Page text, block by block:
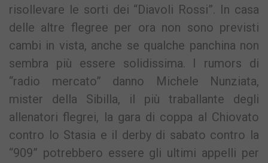
risollevare le sorti dei “Diavoli Rossi”. In casa
delle altre flegree per ora non sono previsti
cambi in vista, anche se qualche panchina non
sembra più essere solidissima. I rumors di
“radio mercato” danno Michele Nunziata,
mister della Sibilla, il più traballante degli
allenatori flegrei, la gara di coppa al Chiovato
contro lo Stasia e il derby di sabato contro la
“909” potrebbero essere gli ultimi appelli per